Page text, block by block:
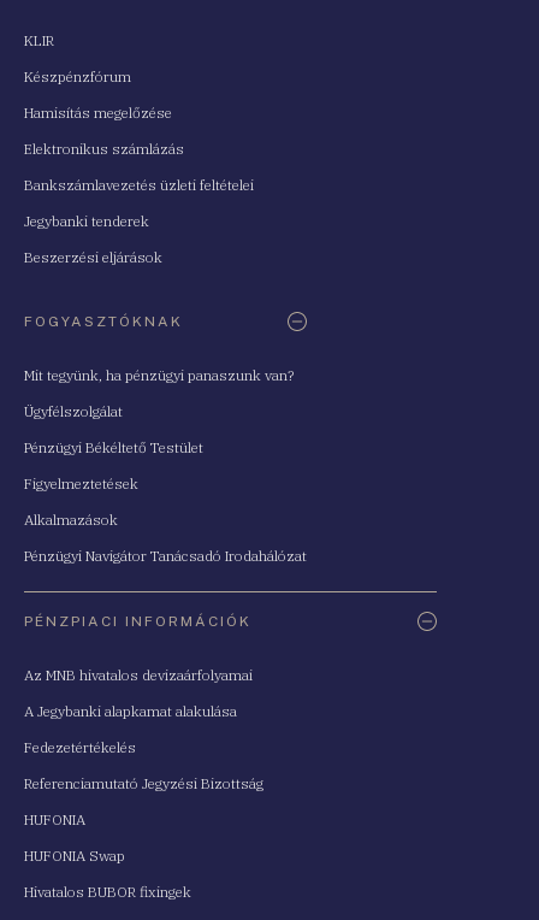
KLIR
Készpénzfórum
Hamisítás megelőzése
Elektronikus számlázás
Bankszámlavezetés üzleti feltételei
Jegybanki tenderek
Beszerzési eljárások
FOGYASZTÓKNAK
Mit tegyünk, ha pénzügyi panaszunk van?
Ügyfélszolgálat
Pénzügyi Békéltető Testület
Figyelmeztetések
Alkalmazások
Pénzügyi Navigátor Tanácsadó Irodahálózat
PÉNZPIACI INFORMÁCIÓK
Az MNB hivatalos devizaárfolyamai
A Jegybanki alapkamat alakulása
Fedezetértékelés
Referenciamutató Jegyzési Bizottság
HUFONIA
HUFONIA Swap
Hivatalos BUBOR fixingek